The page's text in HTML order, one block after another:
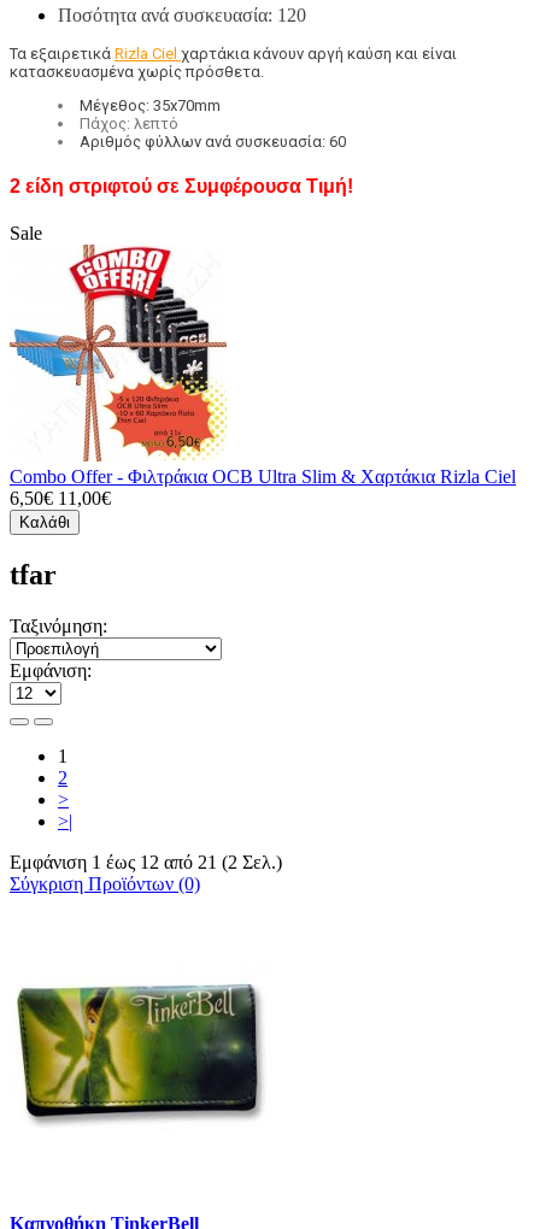
Ποσότητα ανά συσκευασία: 120
Τα εξαιρετικά Rizla Ciel χαρτάκια κάνουν αργή καύση και είναι
κατασκευασμένα χωρίς πρόσθετα.
Μέγεθος: 35x70mm
Πάχος: λεπτό
Αριθμός φύλλων ανά συσκευασία: 60
2 είδη στριφτού σε Συμφέρουσα Τιμή!
Sale
Combo Offer - Φιλτράκια OCB Ultra Slim & Χαρτάκια Rizla Ciel
6,50€ 11,00€
Καλάθι
tfar
Ταξινόμηση:
Εμφάνιση:
1
2
>
>|
Εμφάνιση 1 έως 12 από 21 (2 Σελ.)
Σύγκριση Προϊόντων (0)
Καπνοθήκη TinkerBell